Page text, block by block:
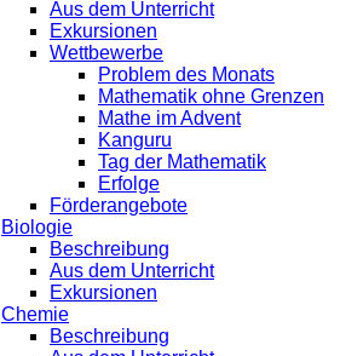
Aus dem Unterricht
Exkursionen
Wettbewerbe
Problem des Monats
Mathematik ohne Grenzen
Mathe im Advent
Kanguru
Tag der Mathematik
Erfolge
Förderangebote
Biologie
Beschreibung
Aus dem Unterricht
Exkursionen
Chemie
Beschreibung